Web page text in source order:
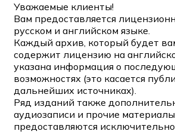
Уважаемые клиенты!
Вам предоставляется
русском и английском языке.
Каждый архив, который будет
содержит лицензию на
указана информация о
возможностях (это касается
дальнейших источниках).
Ряд изданий также
аудиозаписи и прочие
предоставляются